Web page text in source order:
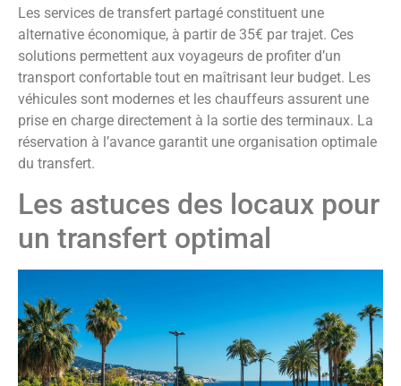
Les services de transfert partagé constituent une
alternative économique, à partir de 35€ par trajet. Ces
solutions permettent aux voyageurs de profiter d’un
transport confortable tout en maîtrisant leur budget. Les
véhicules sont modernes et les chauffeurs assurent une
prise en charge directement à la sortie des terminaux. La
réservation à l’avance garantit une organisation optimale
du transfert.
Les astuces des locaux pour
un transfert optimal